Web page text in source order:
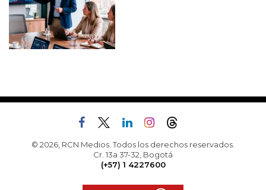
© 2026, RCN Medios. Todos los derechos reservados.
Cr. 13a 37-32, Bogotá
(+57) 1 4227600